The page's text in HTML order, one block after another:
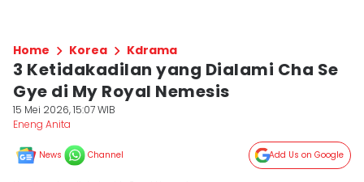
Home Korea Kdrama
3 Ketidakadilan yang Dialami Cha Se
Gye di My Royal Nemesis
15 Mei 2026, 15:07 WIB
Eneng Anita
News Channel Add Us on Google